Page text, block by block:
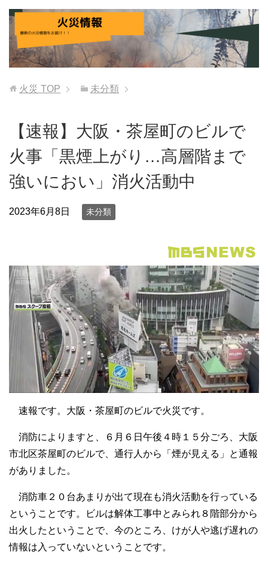
火災 TOP 未分類
【速報】大阪・茶屋町のビルで
火事「黒煙上がり…高層階まで
強いにおい」消火活動中
2023年6月8日 未分類
速報です。大阪・茶屋町のビルで火災です。
消防によりますと、６月６日午後４時１５分ごろ、大阪
市北区茶屋町のビルで、通行人から「煙が見える」と通報
がありました。
消防車２０台あまりが出て現在も消火活動を行っている
ということです。ビルは解体工事中とみられ８階部分から
出火したということで、今のところ、けが人や逃げ遅れの
情報は入っていないということです。